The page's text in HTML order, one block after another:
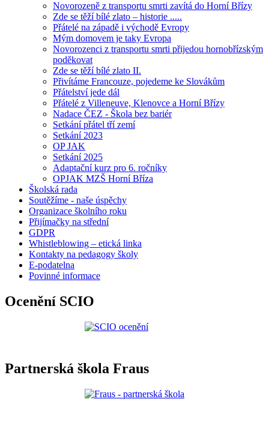
Novorozeně z transportu smrti zavítá do Horní Břízy
Zde se těží bílé zlato – historie .....
Přátelé na západě i východě Evropy
Mým domovem je taky Evropa
Novorozenci z transportu smrti přijedou hornobřízským
poděkovat
Zde se těží bílé zlato II.
Přivítáme Francouze, pojedeme ke Slovákům
Přátelství jede dál
Přátelé z Villeneuve, Klenovce a Horní Břízy
Nadace ČEZ - Škola bez bariér
Setkání přátel tří zemí
Setkání 2023
OP JAK
Setkání 2025
Adaptační kurz pro 6. ročníky
OPJAK MZŠ Horní Bříza
Školská rada
Soutěžíme - naše úspěchy
Organizace školního roku
Přijímačky na střední
GDPR
Whistleblowing – etická linka
Kontakty na pedagogy školy
E-podatelna
Povinné informace
Ocenění SCIO
Partnerská škola Fraus